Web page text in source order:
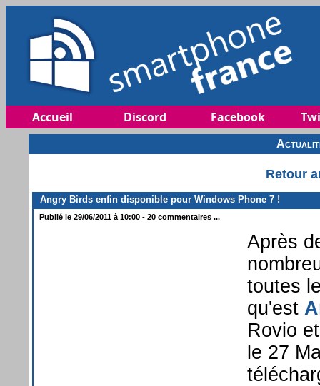
Accueil Discord Facebook
Retour
Angry Birds enfin disponible pour Windows Phone 7 !
Publié le 29/06/2011 à 10:00 - 20 commentaires ...
Après
toutes
qu'est
Rovio
le 27